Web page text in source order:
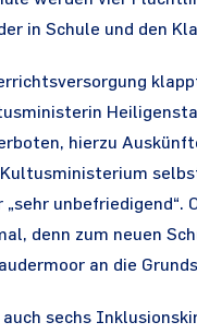
in Schule und den
hierzu
denn zum neuen
an die
sechs